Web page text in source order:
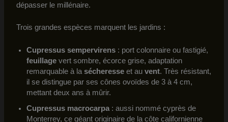
dépasser le millénaire.
Trois grandes espèces marquent les jardins :
Cupressus sempervirens: port colonnaire ou fastigié,
feuillagevert sombre, écorce grise, adaptation
remarquable à la sécheresseet au vent. Très résistant,
il se distingue par ses cônes ovoïdes de 3 à 4 cm,
mettant deux ans à mûrir.
Cupressus macrocarpa: aussi nommé cyprès de
Monterrey, ce géant originaire de la côte californienne